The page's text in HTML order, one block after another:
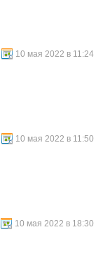
10 мая 2022 в 11:24
10 мая 2022 в 11:50
10 мая 2022 в 18:30